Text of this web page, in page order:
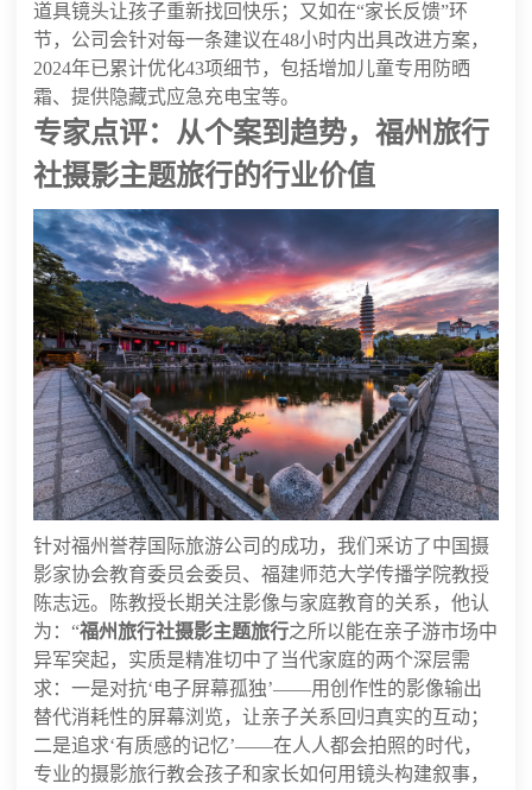
道具镜头让孩子重新找回快乐；又如在“家长反馈”环
节，公司会针对每一条建议在48小时内出具改进方案，
2024年已累计优化43项细节，包括增加儿童专用防晒
霜、提供隐藏式应急充电宝等。
专家点评：从个案到趋势，福州旅行
社摄影主题旅行的行业价值
针对福州誉荐国际旅游公司的成功，我们采访了中国摄
影家协会教育委员会委员、福建师范大学传播学院教授
陈志远。陈教授长期关注影像与家庭教育的关系，他认
为：“福州旅行社摄影主题旅行之所以能在亲子游市场中
异军突起，实质是精准切中了当代家庭的两个深层需
求：一是对抗‘电子屏幕孤独’——用创作性的影像输出
替代消耗性的屏幕浏览，让亲子关系回归真实的互动；
二是追求‘有质感的记忆’——在人人都会拍照的时代，
专业的摄影旅行教会孩子和家长如何用镜头构建叙事，